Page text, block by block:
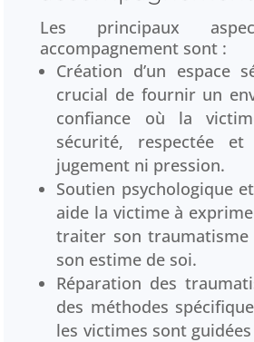
Les principaux
accompagnement sont :
Création d’un espace
crucial de fournir un
confiance où la
sécurité, respectée et
jugement ni pression.
Soutien psychologique
aide la victime à
traiter son
son estime de soi.
Réparation des
des méthodes
les victimes sont